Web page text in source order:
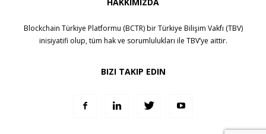
Blockchain Türkiye Platformu (BCTR) birTürkiye Bilişim Vakfı (TBV)
inisiyatifi olup, tüm hak ve sorumlulukları ile TBV’ye aittir.
BIZI TAKIP EDIN